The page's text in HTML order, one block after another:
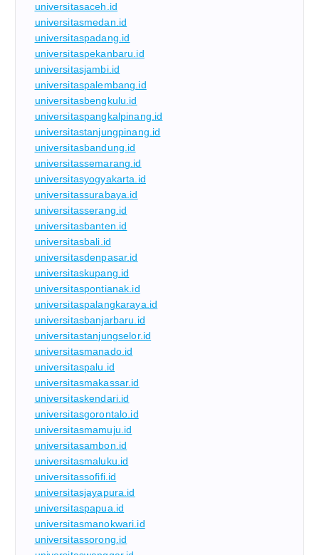
universitasaceh.id
universitasmedan.id
universitaspadang.id
universitaspekanbaru.id
universitasjambi.id
universitaspalembang.id
universitasbengkulu.id
universitaspangkalpinang.id
universitastanjungpinang.id
universitasbandung.id
universitassemarang.id
universitasyogyakarta.id
universitassurabaya.id
universitasserang.id
universitasbanten.id
universitasbali.id
universitasdenpasar.id
universitaskupang.id
universitaspontianak.id
universitaspalangkaraya.id
universitasbanjarbaru.id
universitastanjungselor.id
universitasmanado.id
universitaspalu.id
universitasmakassar.id
universitaskendari.id
universitasgorontalo.id
universitasmamuju.id
universitasambon.id
universitasmaluku.id
universitassofifi.id
universitasjayapura.id
universitaspapua.id
universitasmanokwari.id
universitassorong.id